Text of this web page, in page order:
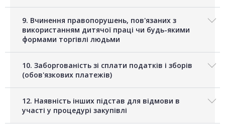
9. Вчинення правопорушень, пов'язаних з
використанням дитячої праці чи будь-якими
формами торгівлі людьми
10. Заборгованість зі сплати податків і зборів
(обов'язкових платежів)
12. Наявність інших підстав для відмови в
участі у процедурі закупівлі